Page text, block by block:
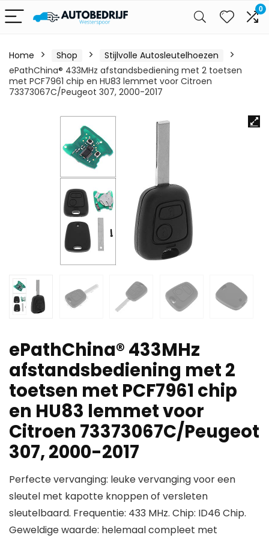
0
Home Shop
Stijlvolle Autosleutelhoezen
ePathChina® 433MHz afstandsbediening met 2 toetsen
met PCF7961 chip en HU83 lemmet voor Citroen
73373067C/Peugeot 307, 2000-2017
ePathChina® 433MHz
afstandsbediening met 2
toetsen met PCF7961 chip
en HU83 lemmet voor
Citroen 73373067C/Peugeot
307, 2000-2017
Perfecte vervanging: leuke vervanging voor een
sleutel met kapotte knoppen of versleten
sleutelbaard. Frequentie: 433 MHz. Chip: ID46 Chip.
Geweldige waarde: helemaal compleet met